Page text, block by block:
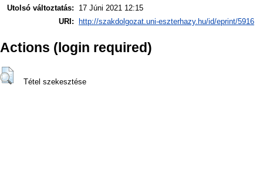
Utolsó változtatás:
17 Júni 2021 12:15
URI:
http://szakdolgozat.uni-eszterhazy.hu/id/eprint/5916
Actions (login required)
Tétel szekesztése